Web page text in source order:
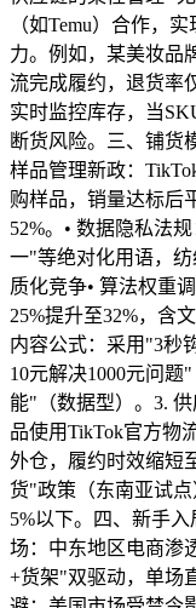
（如Temu）合作，
力。例如，某美妆品
流完成履约，退货率
实时监控库存，当
断货风险。三、铺货
样品管理新政：
购样品，销量达标后
52%。• 数据隐私法
一"等绝对化用语，
质化竞争• 算法权重
25%提升至32%，含
内容公式：采用"3秒
10元解决1000元问题
能"（数据型）。3.
品使用TikTok官方物
外仓，履约时效缩短
货"政策（东南亚试
5%以下。四、新手
场：中东地区电商渗
+货架"双驱动，单场